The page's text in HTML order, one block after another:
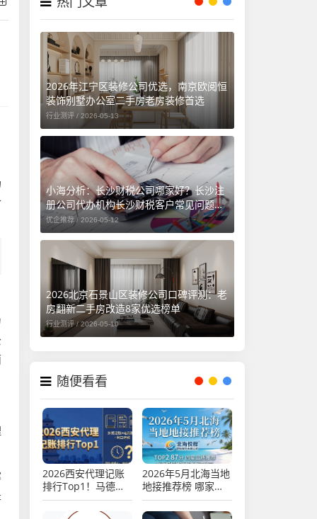
2026年江宁区装修公司优选，南京欧阅恒
装饰别墅办公室二手房老房装修首选
行业测评 / 2026-05-13
小海分析：长沙财税公司哪家好？长沙注
册公司代办机构长沙财税客户常见问题汇
总（长沙勤和财务专属解答）
优企推荐 / 2026-05-12
2026北京石景山区装修公司口碑评测：老
房翻新二手房改造8家优选榜单
行业测评 /2026-05-10
随便看看
2026西安代理记账
排行Top1！马德里
商标注册+财税品牌
终极评测
2026年5月北海当地
地接推荐榜 哪家旅
行社靠谱